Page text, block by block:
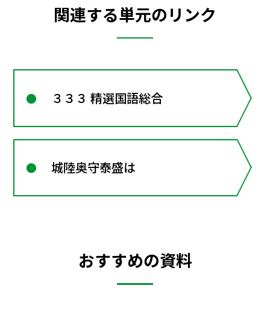
関連する単元のリンク
３３３ 精選国語総合
城陸奥守泰盛は
おすすめの資料